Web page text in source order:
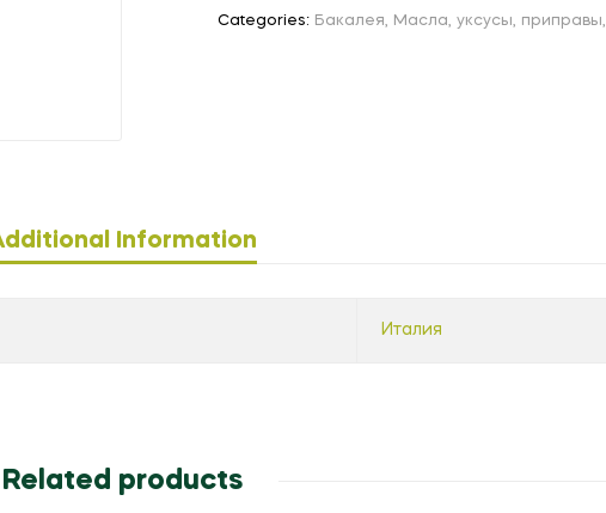
Categories: Бакалея, Масла, уксусы, приправы,
Information
Италия
Related products